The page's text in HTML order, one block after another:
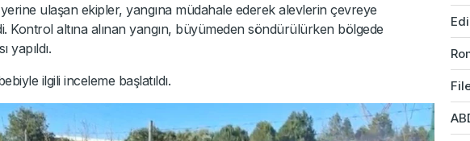
ulaşan ekipler, yangına müdahale ederek alevlerin çevreye
Kontrol altına alınan yangın, büyümeden söndürülürken bölgede
yapıldı.
ilgili inceleme başlatıldı.